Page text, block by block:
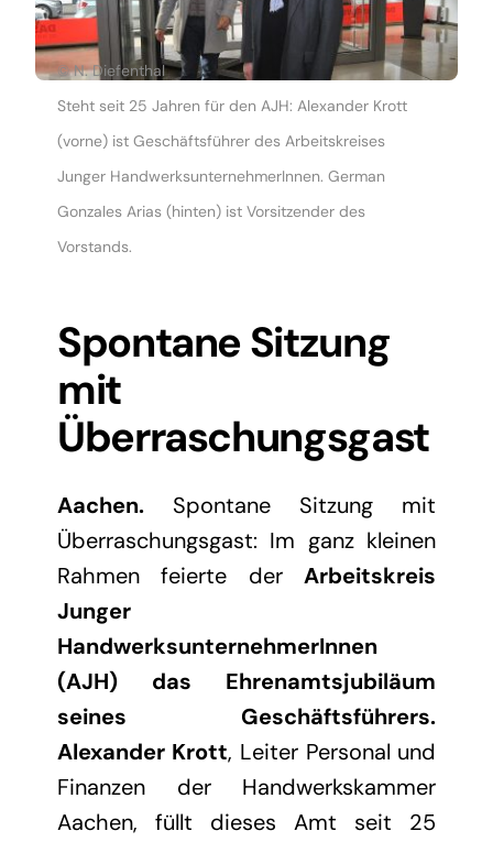
© N. Diefenthal
Steht seit 25 Jahren für den AJH: Alexander Krott
(vorne) ist Geschäftsführer des Arbeitskreises
Junger HandwerksunternehmerInnen. German
Gonzales Arias (hinten) ist Vorsitzender des
Vorstands.
Spontane Sitzung
mit
Überraschungsgast
Aachen.Spontane Sitzung mit
Überraschungsgast: Im ganz kleinen
Rahmen feierte derArbeitskreis
Junger
HandwerksunternehmerInnen
(AJH) das Ehrenamtsjubiläum
seines Geschäftsführers.
Alexander Krott, Leiter Personal und
Finanzen der Handwerkskammer
Aachen, füllt dieses Amt seit 25